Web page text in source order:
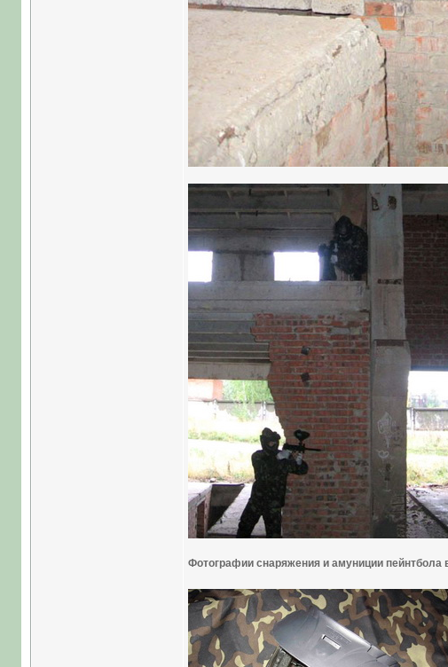
Фотографии снаряжения и амуниции пейнтбола